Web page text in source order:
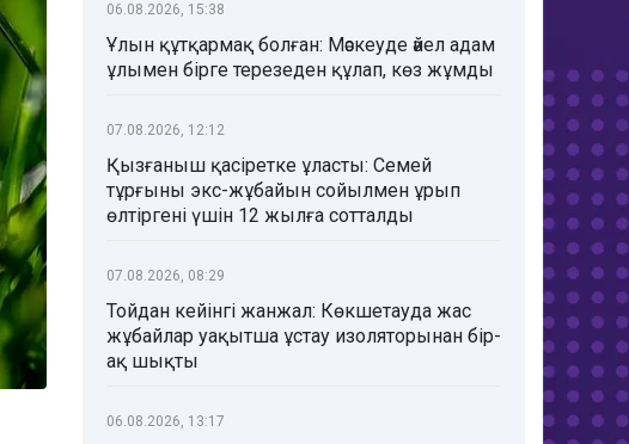
06.08.2026, 15:38
Ұлын құтқармақ болған: Мәскеуде әйел адам
ұлымен бірге терезеден құлап, көз жұмды
07.08.2026, 12:12
Қызғаныш қасіретке ұласты: Семей
тұрғыны экс-жұбайын сойылмен ұрып
өлтіргені үшін 12 жылға сотталды
07.08.2026, 08:29
Тойдан кейінгі жанжал: Көкшетауда жас
жұбайлар уақытша ұстау изоляторынан бір-
ақ шықты
06.08.2026, 13:17